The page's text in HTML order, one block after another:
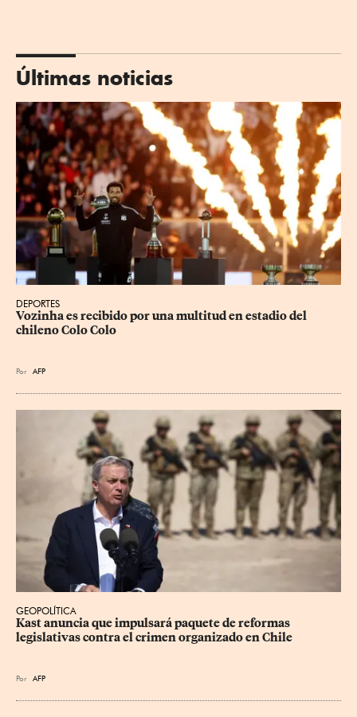
Últimas noticias
DEPORTES
Vozinha es recibido por una multitud en estadio del
chileno Colo Colo
Por AFP
GEOPOLÍTICA
Kast anuncia que impulsará paquete de reformas
legislativas contra el crimen organizado en Chile
Por AFP